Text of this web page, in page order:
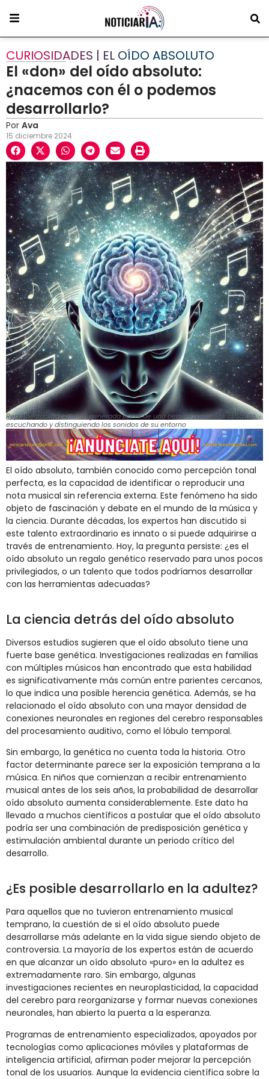
CURIOSIDADES | EL OÍDO ABSOLUTO
El «don» del oído absoluto:
¿nacemos con él o podemos
desarrollarlo?
Por Ava
15 diciembre 2024
Representación artística generada por IA de una persona con oído absoluto
escuchando y distinguiendo los sonidos de su entorno
El oído absoluto, también conocido como percepción tonal
perfecta, es la capacidad de identificar o reproducir una
nota musical sin referencia externa. Este fenómeno ha sido
objeto de fascinación y debate en el mundo de la música y
la ciencia. Durante décadas, los expertos han discutido si
este talento extraordinario es innato o si puede adquirirse a
través de entrenamiento. Hoy, la pregunta persiste: ¿es el
oído absoluto un regalo genético reservado para unos pocos
privilegiados, o un talento que todos podríamos desarrollar
con las herramientas adecuadas?
La ciencia detrás del oído absoluto
Diversos estudios sugieren que el oído absoluto tiene una
fuerte base genética. Investigaciones realizadas en familias
con múltiples músicos han encontrado que esta habilidad
es significativamente más común entre parientes cercanos,
lo que indica una posible herencia genética. Además, se ha
relacionado el oído absoluto con una mayor densidad de
conexiones neuronales en regiones del cerebro responsables
del procesamiento auditivo, como el lóbulo temporal.
Sin embargo, la genética no cuenta toda la historia. Otro
factor determinante parece ser la exposición temprana a la
música. En niños que comienzan a recibir entrenamiento
musical antes de los seis años, la probabilidad de desarrollar
oído absoluto aumenta considerablemente. Este dato ha
llevado a muchos científicos a postular que el oído absoluto
podría ser una combinación de predisposición genética y
estimulación ambiental durante un periodo crítico del
desarrollo.
¿Es posible desarrollarlo en la adultez?
Para aquellos que no tuvieron entrenamiento musical
temprano, la cuestión de si el oído absoluto puede
desarrollarse más adelante en la vida sigue siendo objeto de
controversia. La mayoría de los expertos están de acuerdo
en que alcanzar un oído absoluto «puro» en la adultez es
extremadamente raro. Sin embargo, algunas
investigaciones recientes en neuroplasticidad, la capacidad
del cerebro para reorganizarse y formar nuevas conexiones
neuronales, han abierto la puerta a la esperanza.
Programas de entrenamiento especializados, apoyados por
tecnologías como aplicaciones móviles y plataformas de
inteligencia artificial, afirman poder mejorar la percepción
tonal de los usuarios. Aunque la evidencia científica sobre la